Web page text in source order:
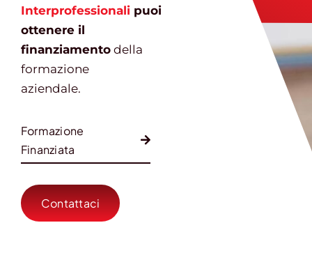
Interprofessionalipuoi
ottenere il
finanziamentodella
formazione
aziendale.
Formazione
Finanziata
Contattaci